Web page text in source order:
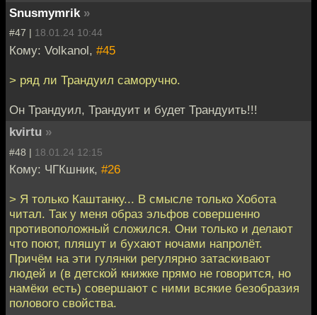
Snusmymrik »
#47 | 18.01.24 10:44
Кому: Volkanol, #45
> ряд ли Трандуил саморучно.
Он Трандуил, Трандуит и будет Трандуить!!!
kvirtu »
#48 | 18.01.24 12:15
Кому: ЧГКшник, #26
> Я только Каштанку... В смысле только Хобота
читал. Так у меня образ эльфов совершенно
противоположный сложился. Они только и делают
что поют, пляшут и бухают ночами напролёт.
Причём на эти гулянки регулярно затаскивают
людей и (в детской книжке прямо не говорится, но
намёки есть) совершают с ними всякие безобразия
полового свойства.